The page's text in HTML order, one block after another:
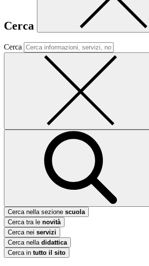
Cerca
Cerca
Cerca nella sezione scuola
Cerca tra le novità
Cerca nei servizi
Cerca nella didattica
Cerca in tutto il sito